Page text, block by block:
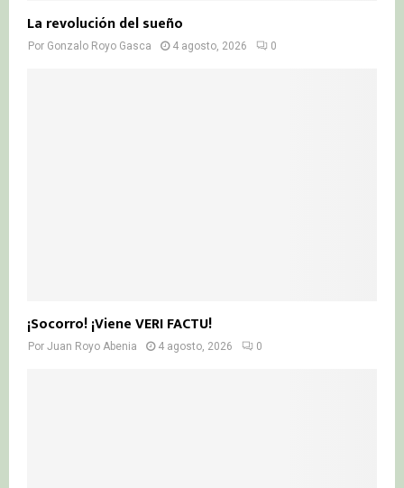
La revolución del sueño
Por Gonzalo Royo Gasca 4 agosto, 2026 0
¡Socorro! ¡Viene VERI FACTU!
Por Juan Royo Abenia 4 agosto, 2026 0